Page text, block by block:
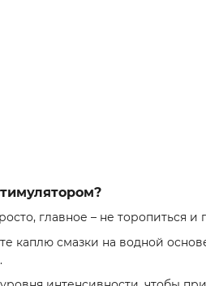
главное – не торопиться
каплю смазки на водной